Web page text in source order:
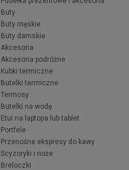
Buty
Buty męskie
Buty damskie
Akcesoria
Akcesoria podróżne
Kubki termiczne
Butelki termiczne
Termosy
Butelki na wodę
Etui na laptopa lub tablet
Portfele
Przenośne ekspresy do kawy
Scyzoryki i noże
Breloczki